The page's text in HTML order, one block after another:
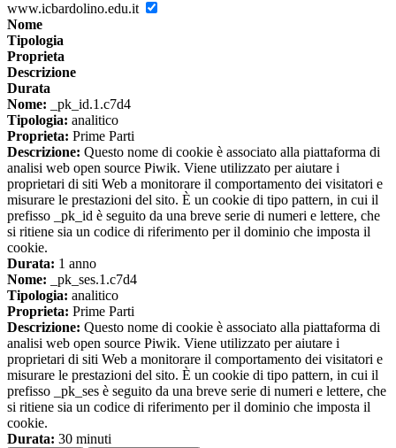
www.icbardolino.edu.it
Nome
Tipologia
Proprieta
Descrizione
Durata
Nome: _pk_id.1.c7d4
Tipologia: analitico
Proprieta: Prime Parti
Descrizione: Questo nome di cookie è associato alla piattaforma di
analisi web open source Piwik. Viene utilizzato per aiutare i
proprietari di siti Web a monitorare il comportamento dei visitatori e
misurare le prestazioni del sito. È un cookie di tipo pattern, in cui il
prefisso _pk_id è seguito da una breve serie di numeri e lettere, che
si ritiene sia un codice di riferimento per il dominio che imposta il
cookie.
Durata: 1 anno
Nome: _pk_ses.1.c7d4
Tipologia: analitico
Proprieta: Prime Parti
Descrizione: Questo nome di cookie è associato alla piattaforma di
analisi web open source Piwik. Viene utilizzato per aiutare i
proprietari di siti Web a monitorare il comportamento dei visitatori e
misurare le prestazioni del sito. È un cookie di tipo pattern, in cui il
prefisso _pk_ses è seguito da una breve serie di numeri e lettere, che
si ritiene sia un codice di riferimento per il dominio che imposta il
cookie.
Durata: 30 minuti